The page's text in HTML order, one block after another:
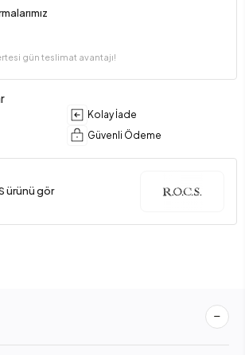
gün teslimat avantajı!
Kolay İade
Güvenli Ödeme
ürünü gör